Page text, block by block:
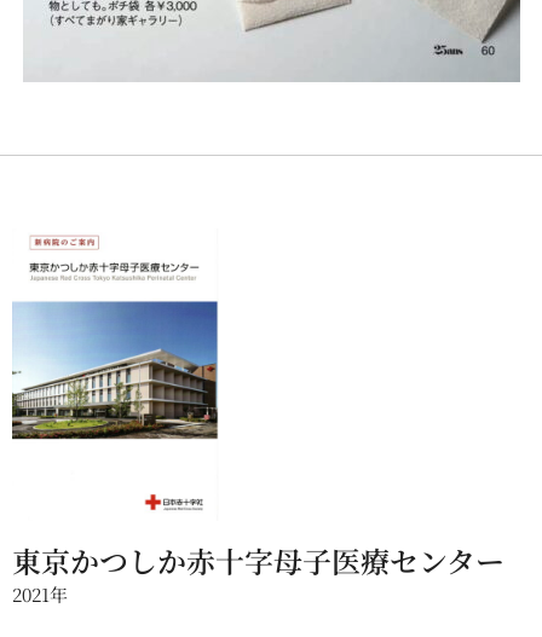
東京かつしか赤十字母子医療センター
2021年